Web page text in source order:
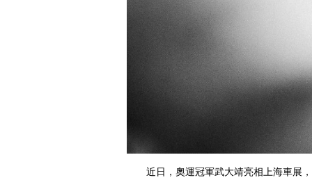
近日，奧運冠軍武大靖亮相上海車展，